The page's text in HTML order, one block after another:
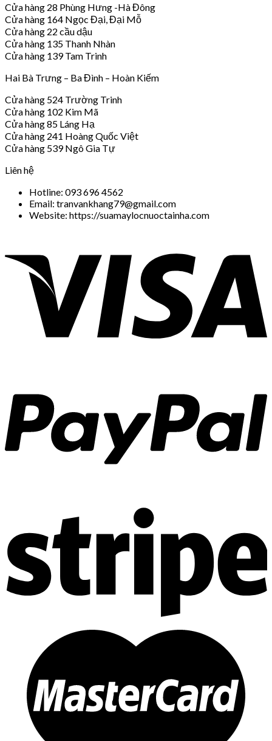
Cửa hàng 28 Phùng Hưng -Hà Đông
Cửa hàng 164 Ngọc Đại, Đại Mỗ
Cửa hàng 22 cầu dậu
Cửa hàng 135 Thanh Nhàn
Cửa hàng 139 Tam Trinh
Hai Bà Trưng – Ba Đình – Hoàn Kiếm
Cửa hàng 524 Trường Trinh
Cửa hàng 102 Kim Mã
Cửa hàng 85 Láng Hạ
Cửa hàng 241 Hoàng Quốc Việt
Cửa hàng 539 Ngô Gia Tự
Liên hệ
Hotline: 093 696 4562
Email: tranvankhang79@gmail.com
Website: https://suamaylocnuoctainha.com